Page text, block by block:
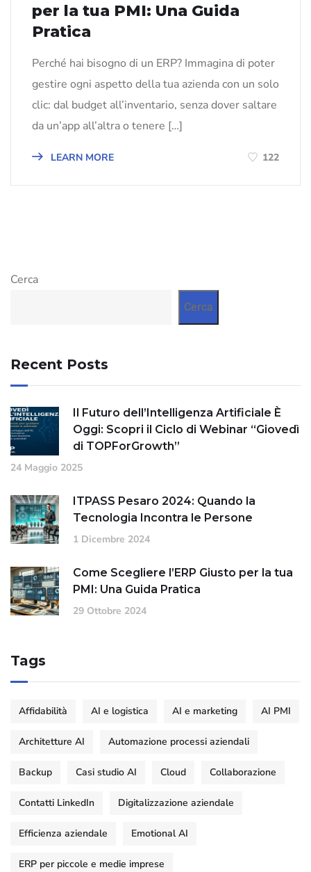
per la tua PMI: Una Guida
Pratica
Perché hai bisogno di un ERP? Immagina di poter
gestire ogni aspetto della tua azienda con un solo
clic: dal budget all’inventario, senza dover saltare
da un’app all’altra o tenere […]
LEARN MORE 122
Cerca
Cerca
Recent Posts
Il Futuro dell’Intelligenza Artificiale È
Oggi: Scopri il Ciclo di Webinar “Giovedì
di TOPForGrowth”
24 Maggio 2025
ITPASS Pesaro 2024: Quando la
Tecnologia Incontra le Persone
1 Dicembre 2024
Come Scegliere l’ERP Giusto per la tua
PMI: Una Guida Pratica
29 Ottobre 2024
Tags
Affidabilità AI e logistica AI e marketing AI PMI
Architetture AI Automazione processi aziendali
Backup Casi studio AI Cloud Collaborazione
Contatti LinkedIn Digitalizzazione aziendale
Efficienza aziendale Emotional AI
ERP per piccole e medie imprese